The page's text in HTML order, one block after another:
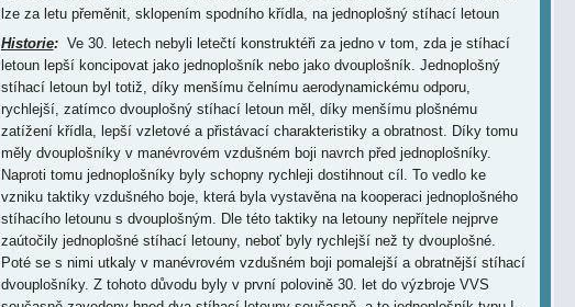
lze za letu přeměnit, sklopením spodního křídla, na jednoplošný stíhací letoun
Historie:Ve 30. letech nebyli letečtí konstruktéři za jedno v tom, zda je stíhací letoun lepší koncipovat jako jednoplošník nebo jako dvouplošník. Jednoplošný stíhací letoun byl totiž, díky menšímu čelnímu aerodynamickému odporu, rychlejší, zatímco dvouplošný stíhací letoun měl, díky menšímu plošnému zatížení křídla, lepší vzletové a přistávací charakteristiky a obratnost. Díky tomu měly dvouplošníky v manévrovém vzdušném boji navrch před jednoplošníky. Naproti tomu jednoplošníky byly schopny rychleji dostihnout cíl. To vedlo ke vzniku taktiky vzdušného boje, která byla vystavěna na kooperaci jednoplošného stíhacího letounu s dvouplošným. Dle této taktiky na letouny nepřítele nejprve zaútočily jednoplošné stíhací letouny, neboť byly rychlejší než ty dvouplošné. Poté se s nimi utkaly v manévrovém vzdušném boji pomalejší a obratnější stíhací dvouplošníky. Z tohoto důvodu byly v první polovině 30. let do výzbroje VVS současně zavedeny hned dva stíhací letouny současně, a to jednoplošník typu I-16 z dílny N.N. Polikarpova a dvouplošník typu I-15 z dílny toho samého konstruktéra. Oba zmíněné letouny se dočkaly bojového nasazení v občanské válce ve Španělsku (1936 až 1939). Sovětští stíhací piloti, kteří se zde zapojili do bojů, ale raději dávali přednost dvouplošným I-15. Zmíněné stroje byly totiž v porovnání s jednoplošnými I-16 znatelně obratnější. Kromě toho se pilotům s nimi snadněji přistávalo. Z tohoto důvodu VVS s dvouplošnými stíhacími letouny počítalo i po zařazení progresivněji pojatých stíhacích jednoplošníků. Provoz dvou typů stíhacích letounů s rozdílnými výkonnostními parametry ale sebou přinášel těžkosti, jak odhalilo již zmíněné společné nasazení letounů typu I-15 a I-16 ve Španělsku. Možnosti dalšího navýšení rychlosti dvouplošníku byly navíc již tehdy prakticky plně vyčerpané. Značný čelní aerodynamický odpor zkrátka těmto strojům neumožňoval dosahovat rychlostí, které byly schopny vyvinout letouny s jednou nosnou plochou. Díky tomu na konci 30. let začaly nejvýkonnější dvouplošné stíhací letouny rychlostí zaostávat dokonce i za některými typy bombardovacích letounů. Jednou z možností, jak skloubit hlavní přednost jednoplošného křídla v podobě nízkého aerodynamického odporu s hlavní předností dvouplošného křídla v podobě malého plošného zatížení, bylo pojmout jednu ze dvou nosných ploch jako sklopitelnou. Jako první stíhací dvouplošník se sklopitelnou (za letu) jednou z nosných ploch navrhl, v roce 1931, ruský emigrant N. Medvedev, který působil v USA. Obě dvě poloviny dolního křídla zmíněného Medvedevova letounu měly být instalovány na kloubu. Díky tomu je mělo být možné za letu přiklopit k bokům zadní části trupu. Tím se měl z dvouplošníku stát hornoplošník. Práce na tomto poněkud nekonvenčně řešeném stroji se ale nakonec omezily na stavbu zmenšeného demonstračního modelu. V SSSR jako první s projektem podobě koncipovaného dvouplošného letounu přišel, v roce 1935, P.I. Grochovskij. U zmíněného stroje mělo být horní křídlo řešeno jako otočné a po otočení o 180° v horizontální rovině se mělo přiklopit podélně k hřbetu trupu. Projekt tohoto letounu se ale nedočkal podrobného rozpracování. Krátce nato, v roce 1938, z vlastní iniciativy zpracoval a posudkové komisi NII VVS (vědecko-výzkumný institut VVS) prezentoval svůj projekt dvouplošníku se sklopitenou jednou ze dvou nosných ploch též známý pilot V.V. Ševčenko. Přestože byl Ševčenko pilot, měl též technické vzdělání. V roce 1929 totiž ukončil studium na MVTU (Moskevská vyšší technická univerzita N.E. Baumanna). Ševčenko, který od roku 1933 působil v institutu NII VVS jako zkušební pilot, konkrétně navrhl dvouplošný stíhací letoun se sklopitelnou dolní nosnou plochou a zatahovatelnými hlavními podvozky. Dolní křídlo zmíněného stroje se sestávalo ze dvou vnitřních sekcí, které ukrývaly šachty hlavních podvozků, a dvou vnějších sekcí. Zatímco vnitřní sekce dolního křídla se zasouvaly (po zatažení podvozků) do vybrání v bocích trupu, vnější sekce se současně vyklápěly směrem od trupu, aby mohly zapadnout do vybrání v dolní ploše horního křídla. Zmíněný letoun měl vzlétat jako dvouplošník. Poté, co by s ním pilot nabral výšku, se měl, sklopením dolního křídla, přeměnit na hornoplošník. To mu mělo umožňovat plnit poslání rychlého přepadového stíhače. Pokud by mělo při vzdušném střetu dojít na manévrový boj, pilot měl vyklopit dolní křídlo, a tak jej zpětně proměnit v obratný dvouplošník. Přistávat měl zmíněný letoun opět ve dvouplošné konfiguraci. Protože projekt tohoto poněkud neotřele řešeného stíhacího letounu dokázal posudkovou komisi NII VVS zaujmout, obdržel oficiální zelenou. V této souvislosti byla následně Ševčenkovi při institutu MAT (Moskevská letecká průmyslová škola) zřízena vlastní konstrukční kancelář. Krátce nato, dne 15. ledna 1939, byla zmíněná konstrukční kancelář přejmenována na OKB-30. Vzhledem k tomu, že Ševčenko neměl se stavbou letounů žádné zkušenosti, k realizaci projektu jeho stíhacího letounu byl přizván letecký konstruktér V.V. Nikitin se skupinou inženýrů a techniků z MAT. Do oficiálních vývojových plánů byl ale Ševčenkův stíhací dvouplošník se sklápěcím dolním křídlem zařazen až v březnu roku 1939, po prezentaci makety s funkčním sklápěcím mechanismem dolního křídla. Protože by ale stavba prototypu tak komplikovaného letounu, jakým byl tento typ, v prostorách dílny vysoké školy bez zkušených výrobních pracovníků byla prakticky nerealizovatelná, následně byla Ševčenkova OKB-30 přesunuta do prostor leteckého výrobního závodu č.156. Tehdejší plány již počítaly se stavbou dvou prototypů Ševčenkova stíhacího dvouplošníku se sklopitelným dolním křídlem. První z nich vešel ve známost jako IS-1 a již od počátku počítal s 900 hp hvězdicovým devítiválcem typu M-63 z dílny A.D. Švecova. Dle technického zadání měl zmíněný stroj mít (ve výšce 5 000 m) rychlost 528 km/h v jednoplošné konfiguraci, resp. 420 km/h ve dvouplošné konfiguraci. Druhý prototyp obdržel označení IS-2 a díky instalaci silnějšího 1 100 hp hvězdicového čtrnáctiválce typu M-88B z dílny S.K. Tumanského měl dosahovat (ve výšce 5 000 m) rychlosti 590 km/h v jednoplošné konfiguraci, resp. 480 km/h ve dvouplošné konfiguraci. Zatažení, resp. zpětné rozvinutí, dolního křídla letounu typu IS-1/-2 přitom nemělo trvat déle než 10 sec, resp. 20 sec. Technické zadání k letounu typu IS-1/-2 bylo stvrzeno v srpnu roku 1939. Prototyp IS-1 byl dokončen v listopadu roku 1939. Zmíněný stroj se nápadně podobal stíhacímu dvouplošníku typu I-153 z dílny N.N. Polikarpova. Prototyp IS-1 byl tedy pojat jako jedenapůlplošník s klasicky koncipovanými ocasními plochami, otevřeným kokpitem a zatahovatelným tříbodovým podvozkem ostruhového typu. K zasouvání a vysouvání dolního křídla tohoto stroje sloužil hydraulický systém. Výzbroj prototyp IS-1 postrádal. S instalací výzbroje se počítalo až u prototypu IS-2. Okamžitému zahájení letových zkoušek prototypu IS-1 ale zabránily špatné výsledky statických zkoušek. Z výsledků statických zkoušek totiž vyplynulo, že tento stroj má nedostatečnou pevnost střední části křídla a podvozků. To bylo přitom důsledkem toho, že měl prototyp IS-1 o nějakou tunu vyšší hmotnost proti vypočtené hodnotě. Z tohoto důvodu bylo nutné jeho konstrukci ještě před zahájením letových zkoušek zesílit. Tyto práce se ale nakonec zatáhly až do jara následujícího roku. Dne 20. května 1940 byl prototyp IS-1 přepraven na zkušební leteckou základnu v Ramenském. Do oblak se tento stroj poprvé vydal 29. dne toho samého měsíce. První let prototypu IS-1 se ale neobešel bez problémů. Zmíněný let totiž provázaly vibrace ocasních ploch. Aby toho nebylo málo, tak podélnou a cestovní stabilitu tohoto stroje nebylo možné považovat za vyhovující. Na konci června roku 1940 byly proto letové zkoušky prototypu IS-1 pozastaveny, aby mohly být zvětšeny a zesíleny jeho ocasní plochy. Tento zásah do konstrukce sice vedl ke zlepšení stability, potíže s vibracemi však odstranil jen zčásti. Letové zkoušky prototypu IS-1 byly opět obnoveny dnem 12. října toho samého roku. Krátce nato, dne 26. dne toho samého měsíce, bylo poprvé uskutečněno zatažení dolního křídla za letu. Dolní křídlo prototypu IS-1 bylo přitom v průběhu zmíněného letu zataženo hned dvakrát. Den nato byly testy sklápěcího mechanismu dolního křídla tohoto stroje znovu zopakovány. Ve všech případech hydraulický mechanismus pro zasouvání a vysouvání dolního křídla pracoval bezproblémově. Na druhou stranu mezitím vyplul na povrch další nedostatek v podobě přehřívání oleje. Protože se potíže s přehříváním oleje nedařilo odstranit, v lednu roku 1941 padlo rozhodnutí, aby byl původní motor prototypu IS-1 nahrazen novým. Díky tomu tento stroj následujících téměř pět měsíců strávil na zemi. Letové zkoušky prototypu IS-1 byly opět obnoveny dnem 7. května 1941. Předtím tento stroj kromě nového motoru obdržel též dodatečný chladič oleje. Ke svému poslednímu letu se prototyp IS-1 vydal dne 7. června toho samého roku. Za celou svou karieru prototyp IS-1 vykonal 40 letů s celkovou délkou trvání 11 h a 52 min. Zatažení dolního křídla za letu bylo v průběhu zkoušek prototypu IS-1 provedeno celkem 10 x. Celkové hodnocení tohoto stroje ze strany pilotů bylo kladné. Prototyp IS-1 měl jednoduchou pilotáž. Podélná a příčná stabilita tohoto stroje ve dvouplošné konfiguraci byla hodnocena jako dostatečná. V jednoplošné konfiguraci měl však prototyp IS-1 podélnou i příčnou stabilitu lepší. Naproti tomu cestovní stabilitu tohoto stroje v jednoplošné konfiguraci nebylo možné považovat za vyhovující. Rychlost prototyp IS-1 nabíral poměrně rychle ve dvouplošném i v jednoplošném uspořádání. Ve dvouplošné konfiguraci byly ale u tohoto stroje při rychlostech do 230 km/h pozorovány drobné vibrace ocasních ploch. Ty se však se vzrůstající rychlostí postupně vytrácely. Naproti tomu v jednoplošném uspořádání nebyly vibrace ocasních ploch pozorovány v celém rozsahu rychlostí. Stabilní byl tento stroj i při zatáčkách. Při zatáčení ve dvouplošné konfiguraci ale docházelo k zesilo